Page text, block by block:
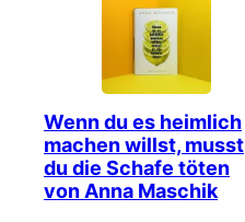
Wenn du es heimlich
machen willst, musst
du die Schafe töten
von Anna Maschik